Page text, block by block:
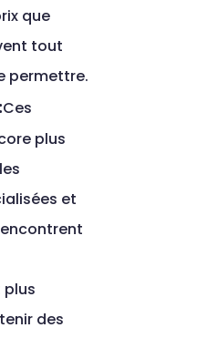
que
tout
permettre.
Ces
plus
et
des